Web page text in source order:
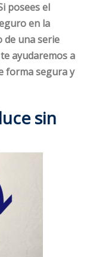
posees el
en la
de una serie
te ayudaremos a
formasegura y
sin